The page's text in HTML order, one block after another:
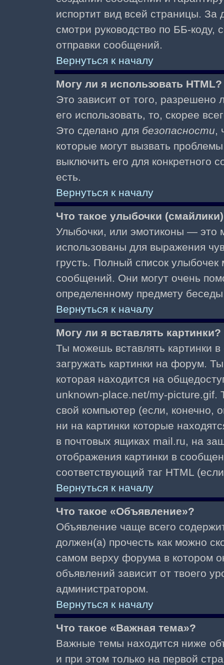
испортит вид всей страницы.
смотри руководство по ББ-коду,
отправки сообщений.
Вернуться к началу
Могу ли я использовать HTML?
Это зависит от того,
его использовать, то, скорее
Это сделано для безопасности,
которые могут вызвать
выключить его для конкретного
есть.
Вернуться к началу
Что такое улыбочки
Улыбочки, или эмотиконы — это
использованы для выражения
грусть. Полный список
сообщений. Они могут очень
определенному предмету
Вернуться к началу
Могу ли я вставлять картинки?
Ты можешь вставлять картинки
загружать картинки на форум.
которая находится на
unknown-place.net/my-picture.gif.
свой компьютер (если, конечно,
ни на картинки которые
в почтовых ящиках mail.ru, на
отображения картинки в
соответствующий таг HTML
Вернуться к началу
Что такое «Объявление»?
Объявление чаще всего
должен(а) прочесть как можно
самом верху форума в котором
объявлений зависит от твоего
администратором.
Вернуться к началу
Что такое «Важная тема»?
Важные темы находится ниже
и при этом только на первой